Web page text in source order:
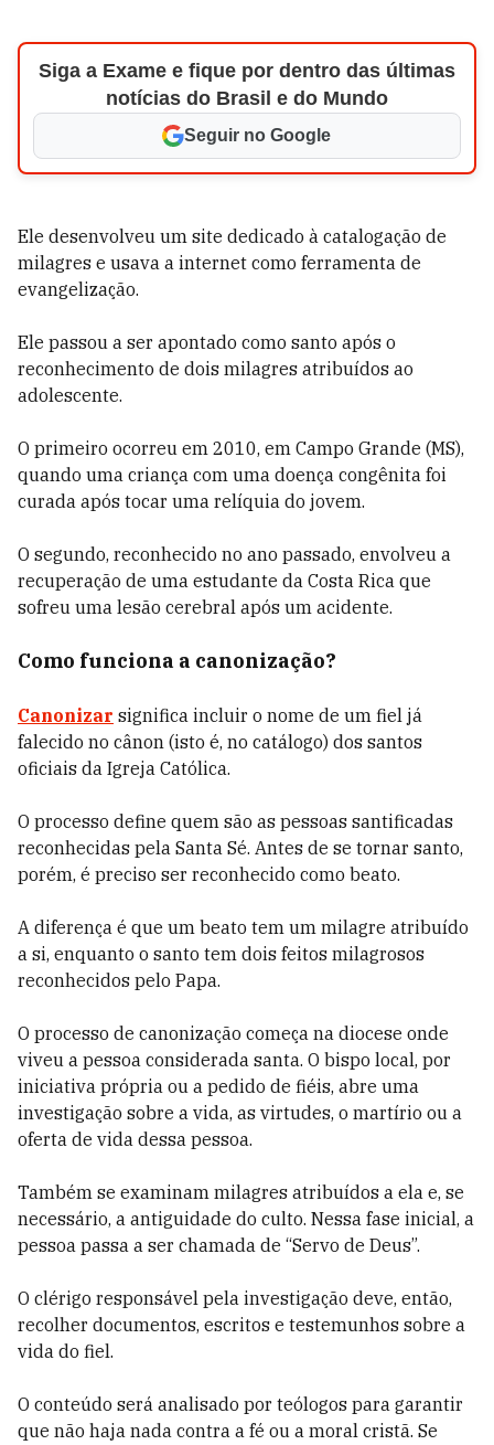
Siga a Exame e fique por dentro das últimas
notícias do Brasil e do Mundo
Seguir no Google
Ele desenvolveu um site dedicado à catalogação de
milagres e usava a internet como ferramenta de
evangelização.
Ele passou a ser apontado como santo após o
reconhecimento de dois milagres atribuídos ao
adolescente.
O primeiro ocorreu em 2010, em Campo Grande (MS),
quando uma criança com uma doença congênita foi
curada após tocar uma relíquia do jovem.
O segundo, reconhecido no ano passado, envolveu a
recuperação de uma estudante da Costa Rica que
sofreu uma lesão cerebral após um acidente.
Como funciona a canonização?
Canonizar significa incluir o nome de um fiel já
falecido no cânon (isto é, no catálogo) dos santos
oficiais da Igreja Católica.
O processo define quem são as pessoas santificadas
reconhecidas pela Santa Sé. Antes de se tornar santo,
porém, é preciso ser reconhecido como beato.
A diferença é que um beato tem um milagre atribuído
a si, enquanto o santo tem dois feitos milagrosos
reconhecidos pelo Papa.
O processo de canonização começa na diocese onde
viveu a pessoa considerada santa. O bispo local, por
iniciativa própria ou a pedido de fiéis, abre uma
investigação sobre a vida, as virtudes, o martírio ou a
oferta de vida dessa pessoa.
Também se examinam milagres atribuídos a ela e, se
necessário, a antiguidade do culto. Nessa fase inicial, a
pessoa passa a ser chamada de “Servo de Deus”.
O clérigo responsável pela investigação deve, então,
recolher documentos, escritos e testemunhos sobre a
vida do fiel.
O conteúdo será analisado por teólogos para garantir
que não haja nada contra a fé ou a moral cristã. Se